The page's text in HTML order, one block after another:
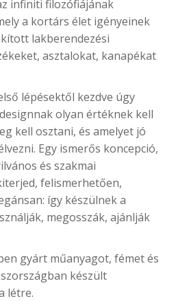
infiniti filozófiájának
a kortárs élet igényeinek
lakberendezési
asztalokat, kanapékat
lépésektől kezdve úgy
olyan értéknek kell
kell osztani, és amelyet jó
Egy ismerős koncepció,
és szakmai
felismerhetően,
így készülnek a
megosszák, ajánlják
gyárt műanyagot, fémet és
készült
létre.